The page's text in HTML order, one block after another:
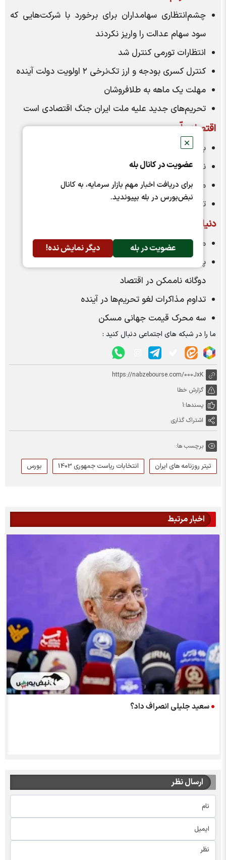
✕
عضویت در کانال بله
برای دریافت اخبار مهم بازار سرمایه، به کانال
نبض‌بورس در بله بپیوندید.
عضویت در بله دیگر نمایش نده!
چشم‌انتظاری سهامداران برای برخورد با شرکت‌هایی که
سود سهام عدالت را واریز نکردند
انتظارات تورمی کنترل شد
کنترل کسری بودجه و ارز تک‌نرخی ۲ اولویت دولت آینده
مهلت یک ماهه به طلافروشان
تحریم‌های جدید علیه ملت ایران جنگ اقتصادی است
اقتصاد ملّی
بلای تورم به جان اجاره‌نشین‌ها
نگاه معادن به دولت چهاردهم
منع معامله طلای دست دوم
تعیین زمان خاموشی
دنیای اقتصاد
موعد رشد بورس؟
پاشنه آشیل اقتصاد ایران
دوگانه ناممکن در اقتصاد
تداوم مذاکرات لغو تحریم‌ها در آینده
سه محرک قیمت جهانی مسکن
ما را در شبکه های اجتماعی دنبال کنید :
https://nabzebourse.com/000JxK
گزارش خطا
پسندها:1
اشتراک گذاری
برچسب ها:
تیتر روزنامه های ایران انتخابات ریاست جمهوری 1403 بورس
اخبار مرتبط
سعید جلیلی انصراف داد؟
ارسال نظر